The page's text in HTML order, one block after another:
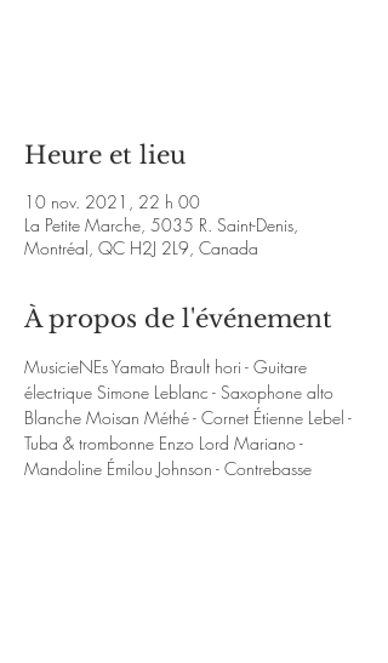
Heure et lieu
10 nov. 2021, 22 h 00
La Petite Marche, 5035 R. Saint-Denis,
Montréal, QC H2J 2L9, Canada
À propos de l'événement
MusicieNEs Yamato Brault hori - Guitare
électrique Simone Leblanc - Saxophone alto
Blanche Moisan Méthé - Cornet Étienne Lebel -
Tuba & trombonne Enzo Lord Mariano -
Mandoline Émilou Johnson - Contrebasse